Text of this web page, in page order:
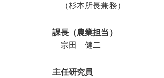
（杉本所長兼務）
課長（農業担当）
宗田 健二
主任研究員